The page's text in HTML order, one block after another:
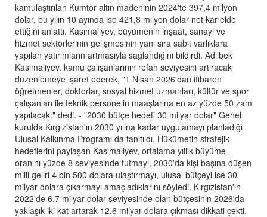
kamulaştırılan Kumtor altın madeninin 2024'te 397,4 milyon
dolar, bu yılın 10 ayında ise 421,8 milyon dolar net kar elde
ettiğini anlattı. Kasımaliyev, büyümenin inşaat, sanayi ve
hizmet sektörlerinin gelişmesinin yanı sıra sabit varlıklara
yapılan yatırımların artmasıyla sağlandığını bildirdi. Adılbek
Kasımaliyev, kamu çalışanlarının refah seviyesini artıracak
düzenlemeye işaret ederek, "1 Nisan 2026'dan itibaren
öğretmenler, doktorlar, sosyal hizmet uzmanları, kültür ve spor
çalışanları ile teknik personelin maaşlarına en az yüzde 50 zam
yapılacak." dedi. - "2030 bütçe hedefi 30 milyar dolar" Genel
kurulda Kırgızistan'ın 2030 yılına kadar uygulamayı planladığı
Ulusal Kalkınma Programı da tanıtıldı. Hükümetin stratejik
hedeflerini paylaşan Kasımaliyev, ortalama yıllık büyüme
oranını yüzde 8 seviyesinde tutmayı, 2030'da kişi başına düşen
milli geliri 4 bin 500 dolara ulaştırmayı, ulusal bütçeyi ise 30
milyar dolara çıkarmayı amaçladıklarını söyledi. Kırgızistan'ın
2022'de 6,7 milyar dolar seviyesinde olan bütçesinin 2026'da
yaklaşık iki kat artarak 12,6 milyar dolara çıkması dikkati çekti.